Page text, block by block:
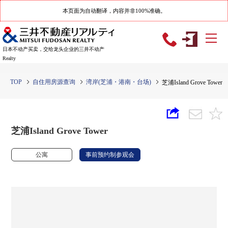
本页面为自动翻译，内容并非100%准确。
日本不动产买卖，交给龙头企业的三井不动产
Realty
TOP 自住用房源查询 湾岸(芝浦・港南・台场) 芝浦Island Grove Tower
芝浦Island Grove Tower
公寓 事前预约制参观会